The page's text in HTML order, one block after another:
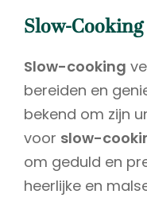
Slow-Cooking
Slow-cooking
bereiden en
bekend om zijn
voor slow-
om geduld en
heerlijke en